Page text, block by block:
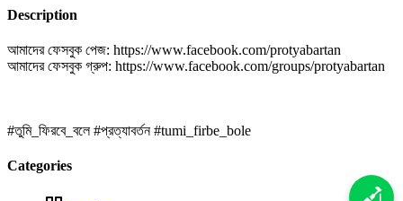
Description
আমাদের ফেসবুক পেজ: https://www.facebook.com/protyabartan
আমাদের ফেসবুক গ্রুপ: https://www.facebook.com/groups/protyabartan
#তুমি_ফিরবে_বলে​​​​​​​ #প্রত্যাবর্তন​​​​​​​ #tumi_firbe_bole
Categories